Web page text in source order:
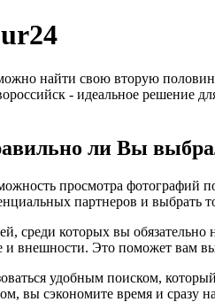
найти свою вторую
- идеальное решение
ли Вы
просмотра фотографий
партнеров и выбрать
среди которых вы
и внешности. Это поможет вам
удобным поиском,
вы сэкономите время и сразу